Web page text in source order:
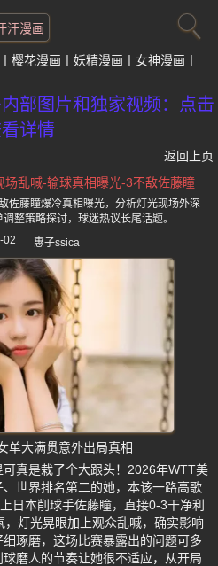
汗漫画
樱花漫画 妖精漫画
女神漫画
部图片和独家视频：点击
详情
返回上页
乱喊-输球真相曝光-3不敌佐藤瞳
佐藤瞳爆冷真相曝光，分析灯光现场外深
整策略探讨，球迷热议长尾话题。
02
惠子ssica
单大满贯意外出局真相
真是栽了个大跟头！2026年WTT美
世界排名第二的她，本该一路高歌
日本削球手佐藤瞳，直接0-3干净利
灯光晃眼加上观众乱喊，确实影响
琢磨，这场比赛暴露出的问题可多
磨人的节奏让她很不适应，从开局